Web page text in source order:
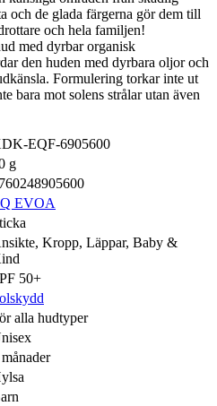
de glada färgerna gör dem till
och hela familjen!
med dyrbar organisk
den huden med dyrbara oljor och
Formulering torkar inte ut
bara mot solens strålar utan även
EQF-6905600
g
EVOA
Kropp, Läppar, Baby &
50+
alla hudtyper